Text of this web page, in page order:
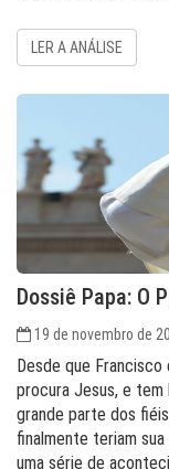
LER A ANÁLISE
Dossiê Papa: O
19 de novembro de
Desde que Francisco
procura Jesus, e tem
grande parte dos
finalmente teriam
uma série de